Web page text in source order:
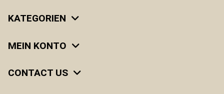
KATEGORIEN
MEIN KONTO
CONTACT US